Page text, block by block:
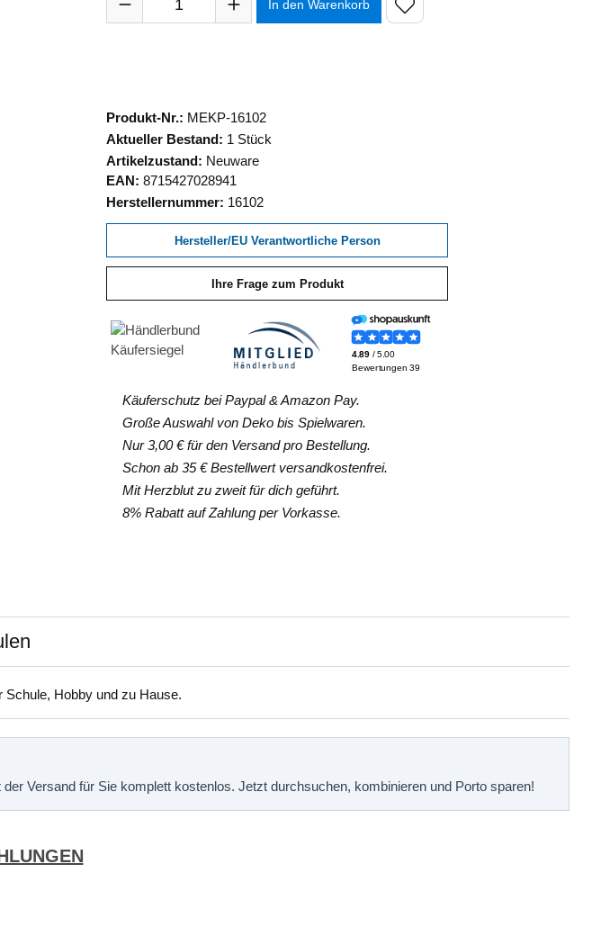
In den Warenkorb
Produkt-Nr.: MEKP-16102
Aktueller Bestand: 1 Stück
Artikelzustand: Neuware
EAN: 8715427028941
Herstellernummer: 16102
Hersteller/EU Verantwortliche Person
Ihre Frage zum Produkt
Käuferschutz bei Paypal & Amazon Pay.
Große Auswahl von Deko bis Spielwaren.
Nur 3,00 € für den Versand pro Bestellung.
Schon ab 35 € Bestellwert versandkostenfrei.
Mit Herzblut zu zweit für dich geführt.
8% Rabatt auf Zahlung per Vorkasse.
Hobby und zu Hause.
Versand für Sie komplett kostenlos. Jetzt durchsuchen, kombinieren und Porto sparen!